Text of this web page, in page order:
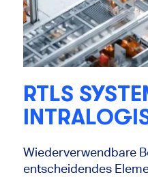
RTLS
Wiederverwendbare
entscheidendes